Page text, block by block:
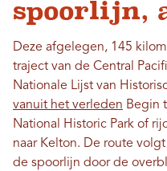
spoorlijn,
Deze afgelegen, 145
traject van de Central
Nationale Lijst van
vanuit het verleden Begin
National Historic Park of
naar Kelton. De route
de spoorlijn door de